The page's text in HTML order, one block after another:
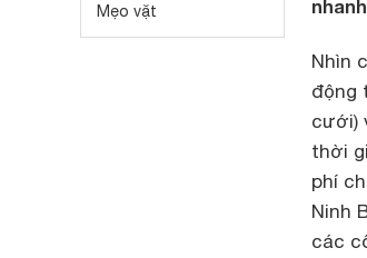
Mẹo vặt
Nhìn
động
cưới)
thời
phí
Ninh
các